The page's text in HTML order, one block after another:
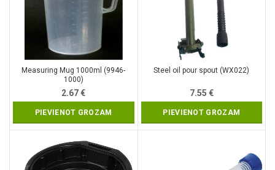
Measuring Mug 1000ml (9946-
1000)
2.67€
PIEVIENOT GROZAM
Steel oil pour spout (WX022)
7.55 €
PIEVIENOT GROZAM